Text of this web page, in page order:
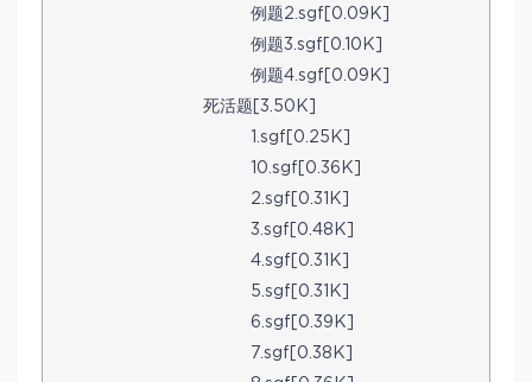
例题2.sgf[0.09K]
例题3.sgf[0.10K]
例题4.sgf[0.09K]
死活题[3.50K]
1.sgf[0.25K]
10.sgf[0.36K]
2.sgf[0.31K]
3.sgf[0.48K]
4.sgf[0.31K]
5.sgf[0.31K]
6.sgf[0.39K]
7.sgf[0.38K]